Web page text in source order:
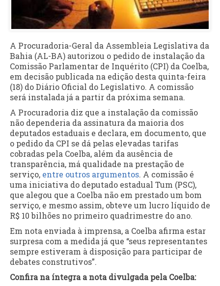
A Procuradoria-Geral da Assembleia Legislativa da
Bahia (AL-BA) autorizou o pedido de instalação da
Comissão Parlamentar de Inquérito (CPI) da Coelba,
em decisão publicada na edição desta quinta-feira
(18) do Diário Oficial do Legislativo. A comissão
será instalada já a partir da próxima semana.
A Procuradoria diz que a instalação da comissão
não dependeria da assinatura da maioria dos
deputados estaduais e declara, em documento, que
o pedido da CPI se dá pelas elevadas tarifas
cobradas pela Coelba, além da ausência de
transparência, má qualidade na prestação de
serviço, entre outros argumentos. A comissão é
uma iniciativa do deputado estadual Tum (PSC),
que alegou que a Coelba não em prestado um bom
serviço, e mesmo assim, obteve um lucro líquido de
R$ 10 bilhões no primeiro quadrimestre do ano.
Em nota enviada à imprensa, a Coelba afirma estar
surpresa com a medida já que “seus representantes
sempre estiveram à disposição para participar de
debates construtivos”.
Confira na íntegra a nota divulgada pela Coelba: